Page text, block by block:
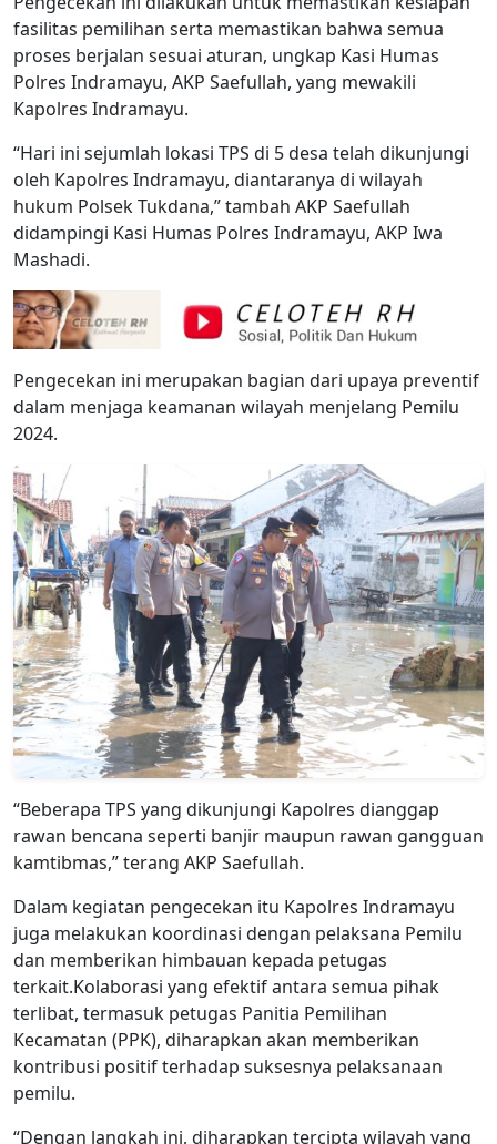
fasilitas pemilihan serta memastikan bahwa semua
proses berjalan sesuai aturan, ungkap Kasi Humas
Polres Indramayu, AKP Saefullah, yang mewakili
Kapolres Indramayu.
“Hari ini sejumlah lokasi TPS di 5 desa telah dikunjungi
oleh Kapolres Indramayu, diantaranya di wilayah
hukum Polsek Tukdana,” tambah AKP Saefullah
didampingi Kasi Humas Polres Indramayu, AKP Iwa
Mashadi.
Pengecekan ini merupakan bagian dari upaya preventif
dalam menjaga keamanan wilayah menjelang Pemilu
2024.
“Beberapa TPS yang dikunjungi Kapolres dianggap
rawan bencana seperti banjir maupun rawan gangguan
kamtibmas,” terang AKP Saefullah.
Dalam kegiatan pengecekan itu Kapolres Indramayu
juga melakukan koordinasi dengan pelaksana Pemilu
dan memberikan himbauan kepada petugas
terkait.Kolaborasi yang efektif antara semua pihak
terlibat, termasuk petugas Panitia Pemilihan
Kecamatan (PPK), diharapkan akan memberikan
kontribusi positif terhadap suksesnya pelaksanaan
pemilu.
“Dengan langkah ini, diharapkan tercipta wilayah yang